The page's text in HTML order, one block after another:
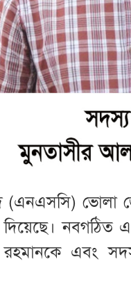
(এনএসসি) ভোলা
নবগঠিত
এবং